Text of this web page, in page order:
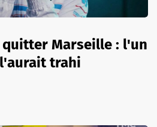
Marseille : l'un
trahi